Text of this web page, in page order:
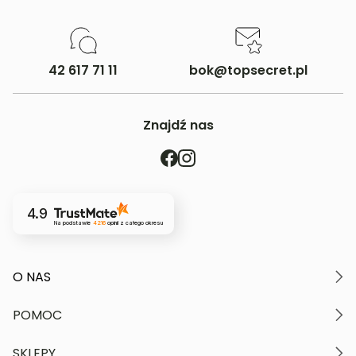
42 617 71 11 bok@topsecret.pl
Znajdź nas
4.9
Na podstawie 4216opinii z całego okresu
O NAS
Nasze wartości
POMOC